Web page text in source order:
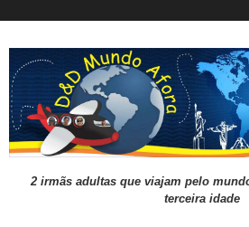
2 irmãs adultas que viajam pelo
terceira idade